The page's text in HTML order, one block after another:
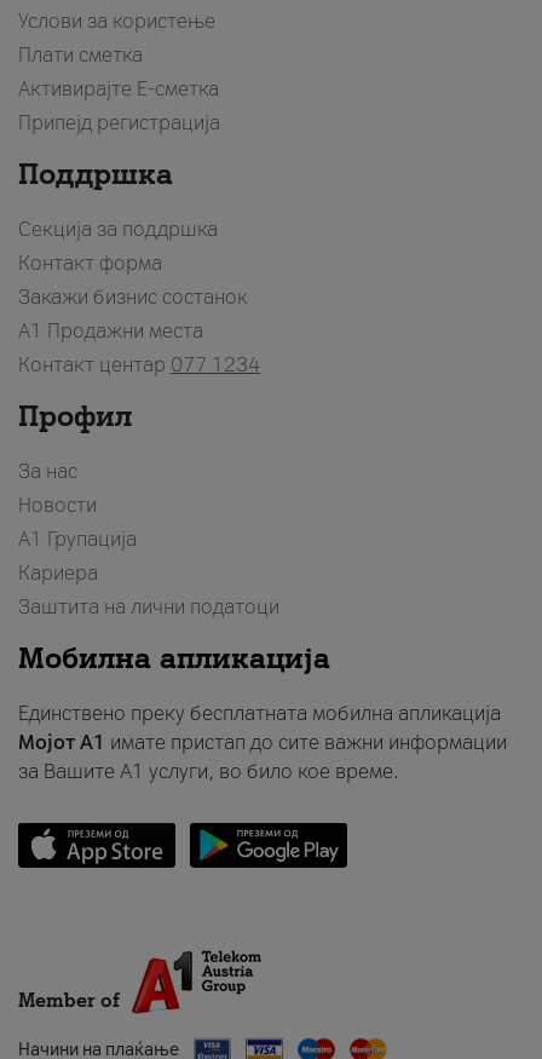
Услови за користење
Плати сметка
Активирајте Е-сметка
Припејд регистрација
Поддршка
Секција за поддршка
Контакт форма
Закажи бизнис состанок
A1 Продажни места
Контакт центар 077 1234
Профил
За нас
Новости
А1 Групација
Кариера
Заштита на лични податоци
Мобилна апликација
Единствено преку бесплатната мобилна апликација
Мојот A1 имате пристап до сите важни информации
за Вашите A1 услуги, во било кое време.
Member of
Начини на плаќање